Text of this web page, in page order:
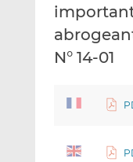
N° 14-01